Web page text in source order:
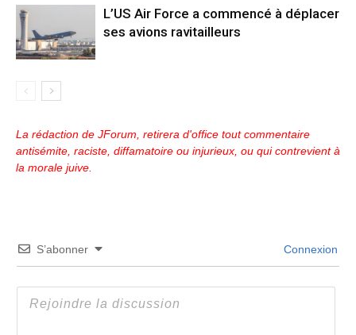
L’US Air Force a commencé à déplacer
ses avions ravitailleurs
La rédaction de JForum, retirera d'office tout commentaire
antisémite, raciste, diffamatoire ou injurieux, ou qui contrevient à
la morale juive.
S’abonner Connexion